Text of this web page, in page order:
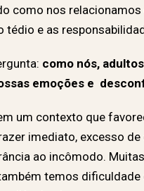
como nos
tédio e as
como nós,
emoções e
um contexto que
imediato, excesso
ao incômodo.
temos dificuldade